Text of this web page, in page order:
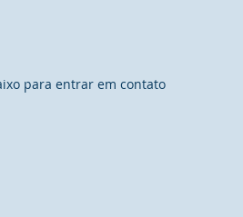
para entrar em contato